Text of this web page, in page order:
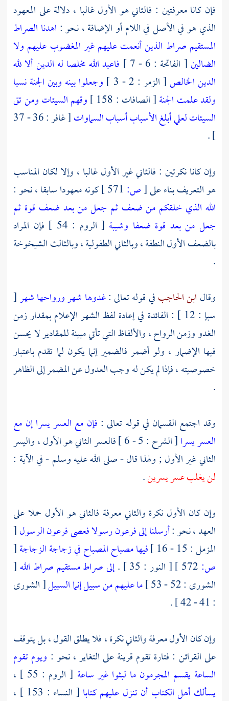
فإن كانا معرفتين : فالثاني هو الأول غالبا ، دلالة على المعهود
الذي هو في الأصل في اللام أو الإضافة ، نحو : اهدنا الصراط
المستقيم صراط الذين أنعمت عليهم غير المغضوب عليهم ولا
الضالين[ الفاتحة : 6 - 7 ] فاعبد الله مخلصا له الدينألا لله
الدين الخالص[ الزمر : 2 - 3 ]
وجعلوا بينه وبين الجنة نسبا
ولقد علمت الجنة[ الصافات : 158 ]
وقهم السيئات ومن تق
السيئاتلعلي أبلغ الأسباب أسباب السماوات
[ غافر : 36 - 37
] .
وإن كانا نكرتين : فالثاني غير الأول غالبا ، وإلا لكان المناسب
هو التعريف بناء على[ص:
كونه معهودا سابقا ، نحو :
الله الذي خلقكم من ضعف ثم جعل من بعد ضعف قوة ثم
جعل من بعد قوة ضعفا وشيبة
[ الروم : 54 ] فإن المراد
بالضعف الأول النطفة ، وبالثاني الطفولية ، وبالثالث الشيخوخة
.
وقال ابن الحاجبفي قوله تعالى :غدوها شهر ورواحها شهر[
سبإ : 12 ] : الفائدة في إعادة لفظ الشهر الإعلام بمقدار زمن
الغدو وزمن الرواح ، والألفاظ التي تأتي مبينة للمقادير لا يحسن
فيها الإضمار ، ولو أضمر فالضمير إنما يكون لما تقدم باعتبار
خصوصيته ، فإذا لم يكن له وجب العدول عن المضمر إلى الظاهر
.
وقد اجتمع القسمان في قوله تعالى : فإن مع العسر يسرا إن مع
العسر يسرا
[ الشرح : 5 - 6 ] فالعسر الثاني هو الأول ، واليسر
الثاني غير الأول ; ولهذا قال - صلى الله عليه وسلم - في الآية :
لن يغلب عسر يسرين.
وإن كان الأول نكرة والثاني معرفة فالثاني هو الأول حملا على
العهد ، نحو :أرسلنا إلى فرعون رسولا فعصى فرعون الرسول[
المزمل : 15 - 16 ]
فيها مصباح المصباح في زجاجة الزجاجة[
ص:
[ النور : 35 ] . إلى صراط مستقيم صراط الله[
الشورى : 52 - 53 ]
ما عليهم من سبيل إنما السبيل[ الشورى
: 41 - 42 ] .
وإن كان الأول معرفة والثاني نكرة ، فلا يطلق القول ، بل يتوقف
على القرائن : فتارة تقوم قرينة على التغاير ، نحو : ويوم تقوم
الساعة يقسم المجرمون ما لبثوا غير ساعة [ الروم : 55 ] ،
يسألك أهل الكتاب أن تنزل عليهم كتابا [ النساء : 153 ] ،